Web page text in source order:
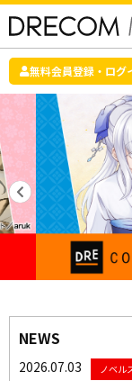
無料会員登録・ログ
NEWS
2026.07.03 ノベル